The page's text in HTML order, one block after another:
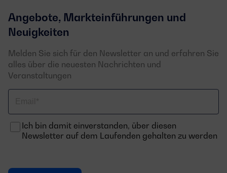
Angebote, Markteinführungen und
Neuigkeiten
Melden Sie sich für den Newsletter an und erfahren Sie
alles über die neuesten Nachrichten und
Veranstaltungen
Ich bin damit einverstanden, über diesen
Newsletter auf dem Laufenden gehalten zu werden